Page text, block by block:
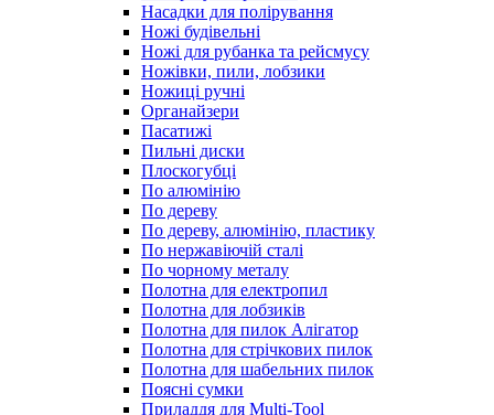
Насадки для полірування
Ножі будівельні
Ножі для рубанка та рейсмусу
Ножівки, пили, лобзики
Ножиці ручні
Органайзери
Пасатижі
Пильні диски
Плоскогубці
По алюмінію
По дереву
По дереву, алюмінію, пластику
По нержавіючій сталі
По чорному металу
Полотна для електропил
Полотна для лобзиків
Полотна для пилок Алігатор
Полотна для стрічкових пилок
Полотна для шабельних пилок
Поясні сумки
Приладдя для Multi-Tool